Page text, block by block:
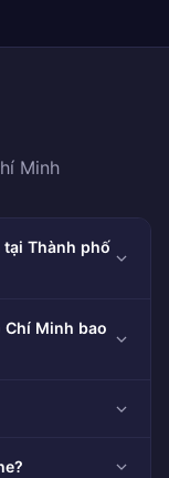
Minh
tại Thành phố
Chí Minh bao